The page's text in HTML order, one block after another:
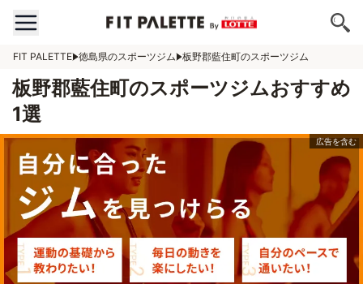
FIT PALETTE 徳島県のスポーツジム 板野郡藍住町のスポーツジム
板野郡藍住町のスポーツジムおすすめ
1選